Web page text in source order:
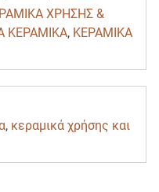
ΧΡΗΣΗΣ &
ΚΕΡΑΜΙΚΑ, ΚΕΡΑΜΙΚΑ
, κεραμικά χρήσης και